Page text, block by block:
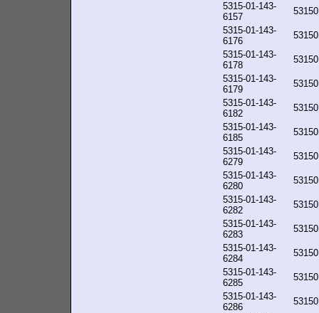
5315-01-143-
6157
5315-01-143-
6176
5315-01-143-
6178
5315-01-143-
6179
5315-01-143-
6182
5315-01-143-
6185
5315-01-143-
6279
5315-01-143-
6280
5315-01-143-
6282
5315-01-143-
6283
5315-01-143-
6284
5315-01-143-
6285
5315-01-143-
6286